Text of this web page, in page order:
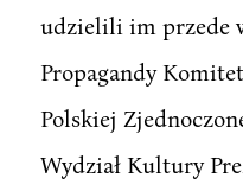
udzielili im przede
Propagandy
Polskiej
Wydział Kultury